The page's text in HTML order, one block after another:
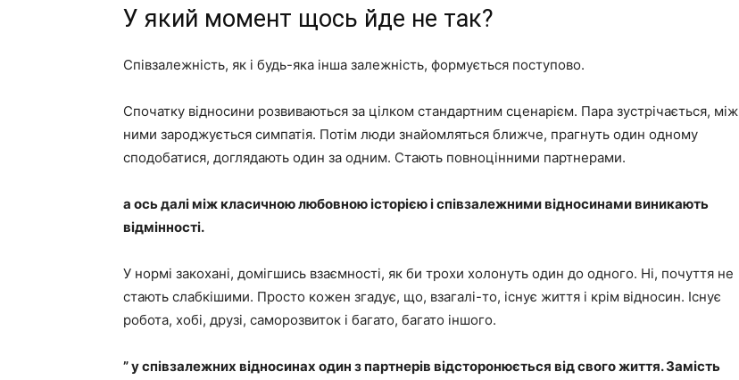
У який момент щось йде не так?
Співзалежність, як і будь-яка інша залежність, формується поступово.
Спочатку відносини розвиваються за цілком стандартним сценарієм. Пара зустрічається, між
ними зароджується симпатія. Потім люди знайомляться ближче, прагнуть один одному
сподобатися, доглядають один за одним. Стають повноцінними партнерами.
а ось далі між класичною любовною історією і співзалежними відносинами виникають
відмінності.
У нормі закохані, домігшись взаємності, як би трохи холонуть один до одного. Ні, почуття не
стають слабкішими. Просто кожен згадує, що, взагалі-то, існує життя і крім відносин. Існує
робота, хобі, друзі, саморозвиток і багато, багато іншого.
” у співзалежних відносинах один з партнерів відсторонюється від свого життя. Замість